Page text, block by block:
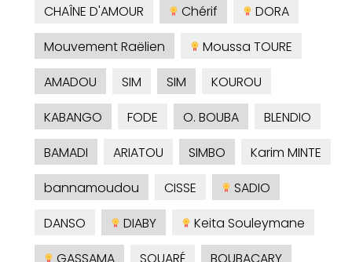
CHAÎNE D'AMOUR
Chérif
DORA
Mouvement Raëlien
Moussa TOURE
AMADOU
SIM SIM
KOUROU
KABANGO
FODE O. BOUBA
BLENDIO
BAMADI
ARIATOU SIMBO
Karim MINTE
bannamoudou
CISSE
SADIO
DANSO
DIABY
Keita Souleymane